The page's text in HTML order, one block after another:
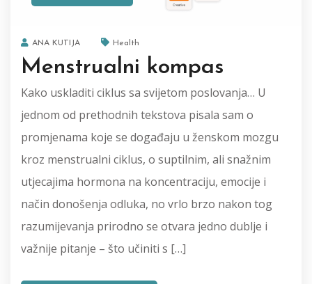
ANA KUTIJA Health
Menstrualni kompas
Kako uskladiti ciklus sa svijetom poslovanja… U
jednom od prethodnih tekstova pisala sam o
promjenama koje se događaju u ženskom mozgu
kroz menstrualni ciklus, o suptilnim, ali snažnim
utjecajima hormona na koncentraciju, emocije i
način donošenja odluka, no vrlo brzo nakon tog
razumijevanja prirodno se otvara jedno dublje i
važnije pitanje – što učiniti s […]